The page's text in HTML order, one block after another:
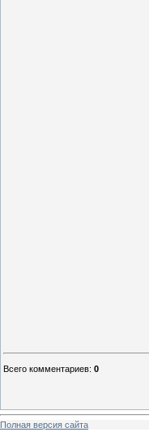
Всего комментариев: 0
Полная версия сайта